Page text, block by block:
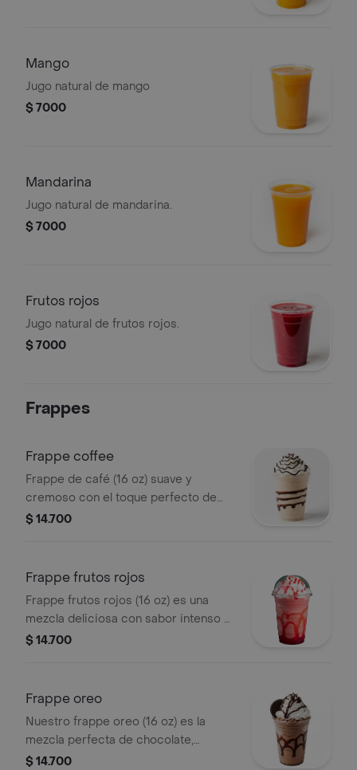
Mango
Jugo natural de mango
$ 7000
Mandarina
Jugo natural de mandarina.
$ 7000
Frutos rojos
Jugo natural de frutos rojos.
$ 7000
Frappes
Frappe coffee
Frappe de café (16 oz) suave y
cremoso con el toque perfecto de
chocolate, decorado con crema
irresistible.
$ 14.700
Frappe frutos rojos
Frappe frutos rojos (16 oz) es una
mezcla deliciosa con sabor intenso a
frutos rojos y una textura cremosa
extra de syrup que lo hace
irresistible. ¡dulce, fresco y lleno de
sabor!
$ 14.700
Frappe oreo
Nuestro frappe oreo (16 oz) es la
mezcla perfecta de chocolate,
galletas oreo y el inconfundible toque
$ 14.700